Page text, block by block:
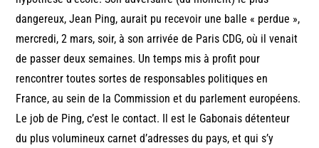
dangereux, Jean Ping, aurait pu recevoir une balle « perdue »,
mercredi, 2 mars, soir, à son arrivée de Paris CDG, où il venait
de passer deux semaines. Un temps mis à profit pour
rencontrer toutes sortes de responsables politiques en
France, au sein de la Commission et du parlement européens.
Le job de Ping, c’est le contact. Il est le Gabonais détenteur
du plus volumineux carnet d’adresses du pays, et qui s’y